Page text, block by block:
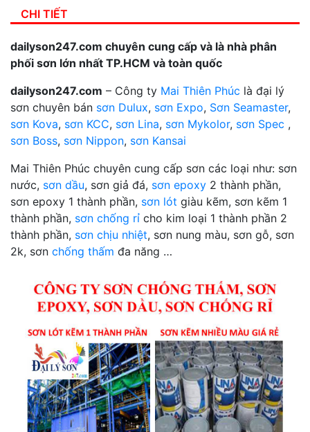
CHI TIẾT
dailyson247.com chuyên cung cấp và là nhà phân
phối sơn lớn nhất TP.HCM và toàn quốc
dailyson247.com – Công ty Mai Thiên Phúc là đại lý
sơn chuyên bán sơn Dulux, sơn Expo, Sơn Seamaster,
sơn Kova, sơn KCC, sơn Lina, sơn Mykolor, sơn Spec ,
sơn Boss, sơn Nippon, sơn Kansai
Mai Thiên Phúc chuyên cung cấp sơn các loại như: sơn
nước, sơn dầu, sơn giả đá, sơn epoxy 2 thành phần,
sơn epoxy 1 thành phần, sơn lót giàu kẽm, sơn kẽm 1
thành phần, sơn chống rỉ cho kim loại 1 thành phần 2
thành phần, sơn chịu nhiệt, sơn nung màu, sơn gỗ, sơn
2k, sơn chống thấm đa năng …